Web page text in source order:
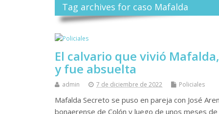
Tag archives for caso Mafalda
El calvario que vivió
y fue absuelta
admin 7 de diciembre de 2022 Policiales
Mafalda Secreto se puso en pareja con José
bonaerense de Colón y luego de unos meses